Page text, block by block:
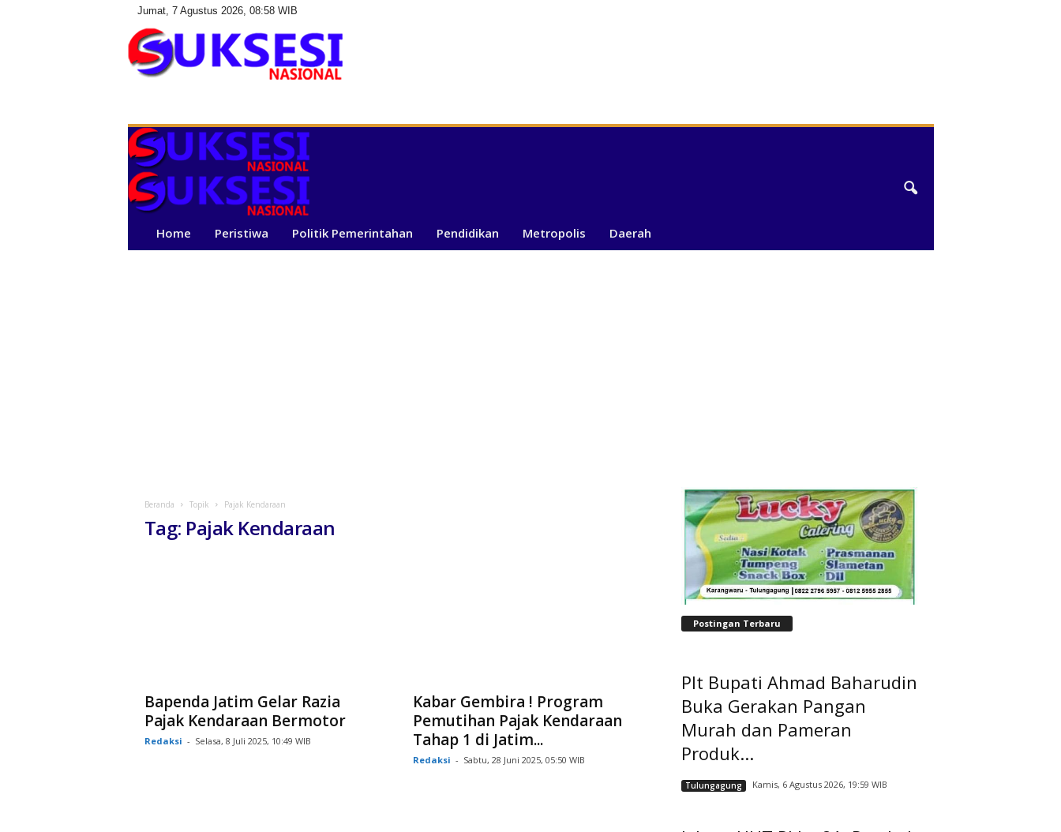
Jumat, 7 Agustus 2026, 08:58 WIB
s
e
i
N
i
Home Peristiwa Politik Pemerintahan Pendidikan Metropolis Daerah
Beranda Topik Pajak Kendaraan
Tag: Pajak Kendaraan
Bapenda Jatim Gelar Razia
Pajak Kendaraan Bermotor
Redaksi - Selasa, 8 Juli 2025, 10:49 WIB
Kabar Gembira ! Program
Pemutihan Pajak Kendaraan
Tahap 1 di Jatim...
Redaksi - Sabtu, 28 Juni 2025, 05:50 WIB
Postingan Terbaru
Plt Bupati Ahmad Baharudin
Buka Gerakan Pangan
Murah dan Pameran
Produk...
Tulungagung Kamis, 6 Agustus 2026, 19:59 WIB